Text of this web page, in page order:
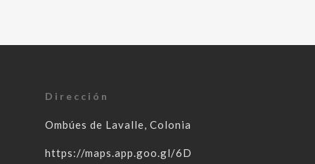
Dirección
Ombúes de Lavalle, Colonia
https://maps.app.goo.gl/6D